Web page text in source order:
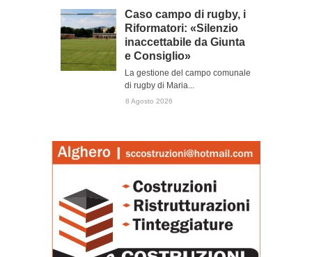
Caso campo di rugby, i
Riformatori: «Silenzio
inaccettabile da Giunta
e Consiglio»
La gestione del campo comunale
di rugby di Maria...
8 Agosto 2026